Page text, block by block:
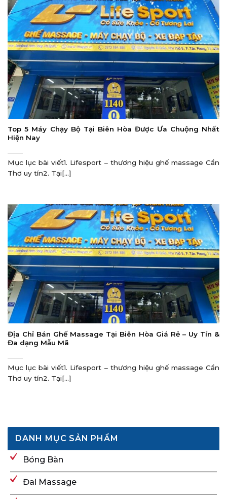
Top 5 Máy Chạy Bộ Tại Biên Hòa Được Ưa Chuộng Nhất
Hiện Nay
Mục lục bài viết1. Lifesport – thương hiệu ghế massage Cần
Thơ uy tín2. Tại[...]
Địa Chỉ Bán Ghế Massage Tại Biên Hòa Giá Rẻ – Uy Tín &
Đa dạng Mẫu Mã
Mục lục bài viết1. Lifesport – thương hiệu ghế massage Cần
Thơ uy tín2. Tại[...]
DANH MỤC SẢN PHẨM
Bóng Bàn
Đai Massage